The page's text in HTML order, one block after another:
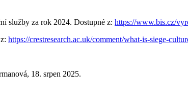
služby za rok 2024. Dostupné z: https://www.bis.cz/
https://crestresearch.ac.uk/comment/what-is-siege-
18. srpen 2025.